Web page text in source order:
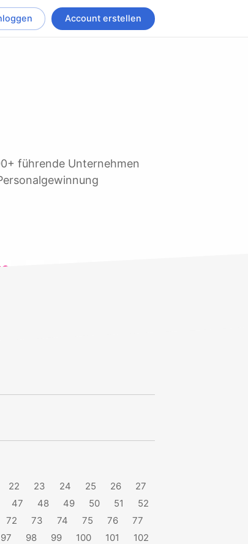
Account erstellen
22 23 24 25 26
27
47 48 49 50 51
52
72 73 74 75 76
77
97 98 99 100 101
102